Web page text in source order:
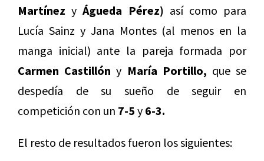
Martínez yÁgueda Pérez) así como para
Lucía Sainz y Jana Montes (al menos en la
manga inicial) ante la pareja formada por
Carmen Castillón y María Portillo, que se
despedía de su sueño de seguir en
competición con un 7-5 y 6-3.
El resto de resultados fueron los siguientes: